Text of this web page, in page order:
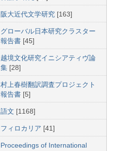
阪大近代文学研究 [163]
グローバル日本研究クラスター
報告書 [45]
越境文化研究イニシアティヴ論
集 [28]
村上春樹翻訳調査プロジェクト
報告書 [5]
語文 [1168]
フィロカリア [41]
Proceedings of International